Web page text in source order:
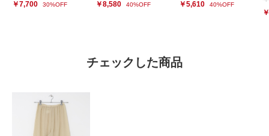
￥7,700
30%OFF
￥8,580
40%OFF
￥5,610
40%OFF
チェックした商品